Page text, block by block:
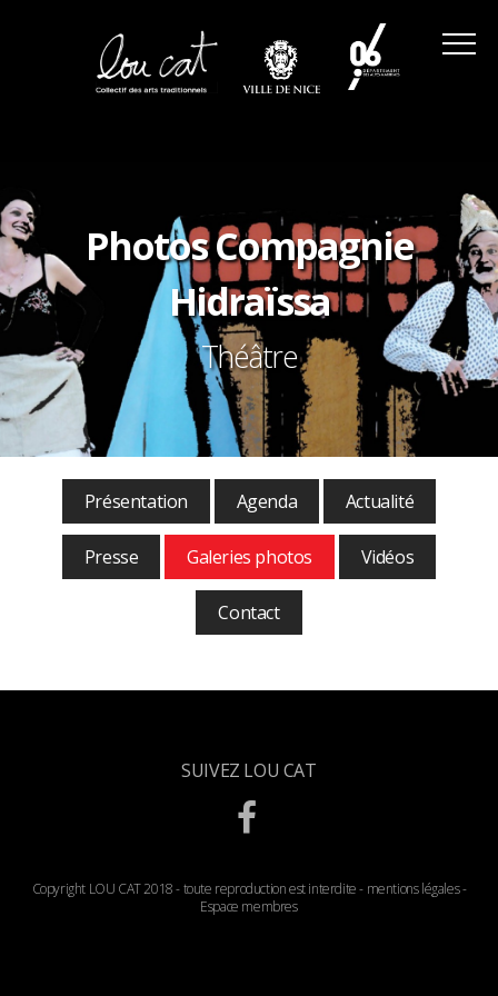
Photos Compagnie
Hidraïssa
Théâtre
Présentation Agenda Actualité
Presse Galeries photos Vidéos
Contact
SUIVEZ LOU CAT
Copyright LOU CAT 2018 - toute reproduction est interdite - mentions légales-
Espace membres